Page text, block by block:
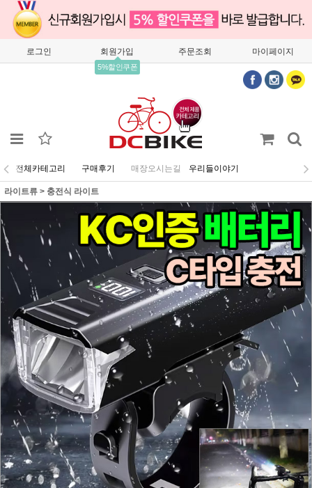
로그인 회원가입
5%할인쿠폰
주문조회 마이페이지
전체카테고리 구매후기 매장오시는길 우리들이야기
라이트류 > 충전식 라이트